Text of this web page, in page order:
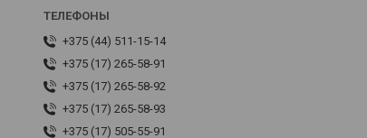
+375 (44) 511-15-14
+375 (17) 265-58-91
+375 (17) 265-58-92
+375 (17) 265-58-93
+375 (17) 505-55-91